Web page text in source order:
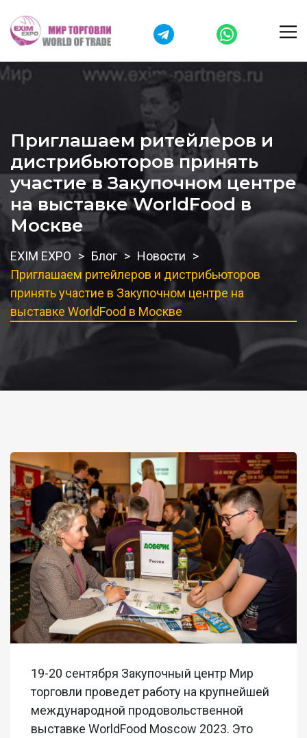
Приглашаем ритейлеров и
дистрибьюторов принять
участие в Закупочном центре
на выставке WorldFood в
Москве
EXIM EXPO Блог
Новости
Приглашаем ритейлеров и дистрибьюторов
принять участие в Закупочном центре на
выставке WorldFood в Москве
19-20 сентября Закупочный центр Мир
торговли проведет работу на крупнейшей
международной продовольственной
выставке WorldFood Moscow 2023. Это